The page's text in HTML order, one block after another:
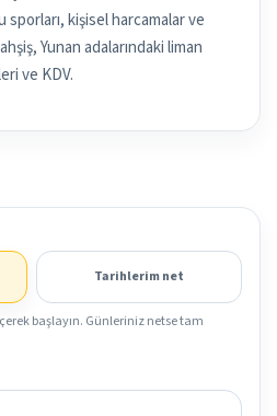
kişisel harcamalar ve
Yunan adalarındaki liman
ve KDV.
Tarihlerim net
başlayın. Günleriniz netse tam